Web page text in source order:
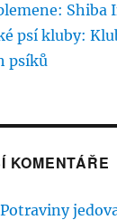
Shiba
psí kluby:
psíků
KOMENTÁŘE
Potraviny